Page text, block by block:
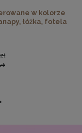
w kolorze
łóżka, fotela